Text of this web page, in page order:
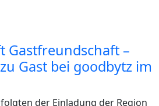
–
Gast bei goodbytz im
der Einladung der Region